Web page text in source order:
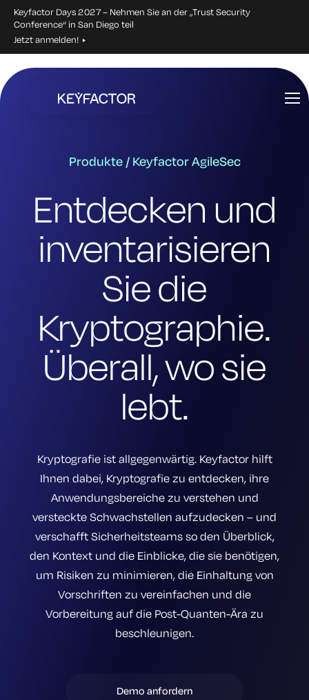
Keyfactor Days 2027 – Nehmen Sie an der „Trust Security
Conference“ in San Diego teil
Jetzt anmelden!
Hauptinhalt
Produkte / Keyfactor AgileSec
Entdecken und
inventarisieren
Sie die
Kryptographie.
Überall, wo sie
lebt.
Kryptografie ist allgegenwärtig. Keyfactor hilft
Ihnen dabei, Kryptografie zu entdecken, ihre
Anwendungsbereiche zu verstehen und
versteckte Schwachstellen aufzudecken – und
verschafft Sicherheitsteams so den Überblick,
den Kontext und die Einblicke, die sie benötigen,
um Risiken zu minimieren, die Einhaltung von
Vorschriften zu vereinfachen und die
Vorbereitung auf die Post-Quanten-Ära zu
beschleunigen.
Demo anfordern